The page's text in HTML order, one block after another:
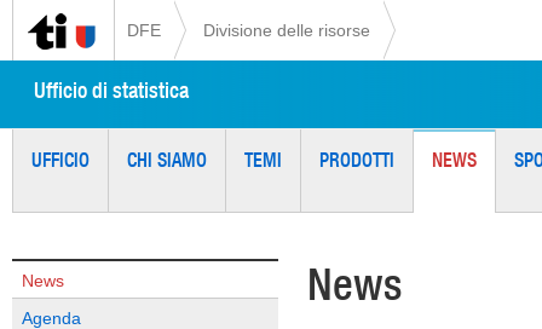
DFE Divisione delle risorse
Ufficio di statistica
UFFICIO CHI SIAMO TEMI PRODOTTI NEWS
News
Agenda
News